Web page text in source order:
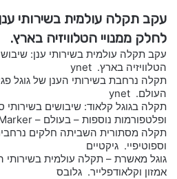
עקב תקלה עולמית בשירותי
לחלק ממנויי הטלוויזיה בארץ.
עקב תקלה עולמית בשירותי ענן:
הטלוויזיה בארץ. ynet
תקלה נרחבת בשירותי הענן של גוגל
העולם. ynet
תקלה בגוגל קלאוד: שיבושים בשירותי
ופלטפורמות נוספות – בעולם – TheMarker. דה מרקר
וספוטיפיי. גיקטיים
גוגל מאשרת – תקלה עולמית בשירותי
אמזון וקלאודפלייר. גלובס